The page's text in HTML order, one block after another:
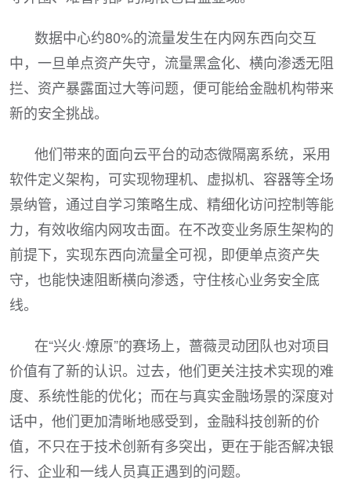
数据中心约80%的流量发生在内网东西向交互
中，一旦单点资产失守，流量黑盒化、横向渗透无阻
拦、资产暴露面过大等问题，便可能给金融机构带来
新的安全挑战。
他们带来的面向云平台的动态微隔离系统，采用
软件定义架构，可实现物理机、虚拟机、容器等全场
景纳管，通过自学习策略生成、精细化访问控制等能
力，有效收缩内网攻击面。在不改变业务原生架构的
前提下，实现东西向流量全可视，即便单点资产失
守，也能快速阻断横向渗透，守住核心业务安全底
线。
在“兴火·燎原”的赛场上，蔷薇灵动团队也对项目
价值有了新的认识。过去，他们更关注技术实现的难
度、系统性能的优化；而在与真实金融场景的深度对
话中，他们更加清晰地感受到，金融科技创新的价
值，不只在于技术创新有多突出，更在于能否解决银
行、企业和一线人员真正遇到的问题。